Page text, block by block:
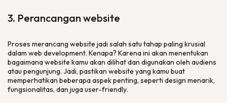
3. Perancangan website
Proses merancang website jadi salah satu tahap paling krusial
dalam web development. Kenapa? Karena ini akan menentukan
bagaimanawebsite kamu akan dilihat dan digunakan oleh audiens
atau pengunjung. Jadi, pastikan website yang kamu buat
memperhatikan beberapa aspek penting, seperti design menarik,
fungsionalitas, dan jugauser-friendly.